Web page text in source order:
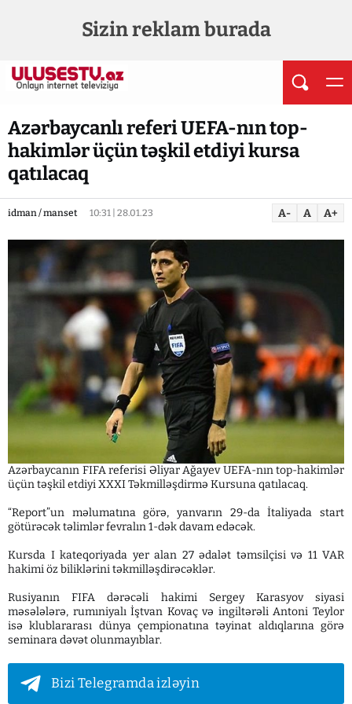
Sizin reklam burada
Azərbaycanlı referi UEFA-nın top-
hakimlər üçün təşkil etdiyi kursa
qatılacaq
idman / manset 10:31 | 28.01.23 A- A A+
Azərbaycanın FIFA referisi Əliyar Ağayev UEFA-nın top-hakimlər
üçün təşkil etdiyi XXXI Təkmilləşdirmə Kursuna qatılacaq.
“Report”un məlumatına görə, yanvarın 29-da İtaliyada start
götürəcək təlimlər fevralın 1-dək davam edəcək.
Kursda I kateqoriyada yer alan 27 ədalət təmsilçisi və 11 VAR
hakimi öz biliklərini təkmilləşdirəcəklər.
Rusiyanın FIFA dərəcəli hakimi Sergey Karasyov siyasi
məsələlərə, rumıniyalı İştvan Kovaç və ingiltərəli Antoni Teylor
isə klublararası dünya çempionatına təyinat aldıqlarına görə
seminara dəvət olunmayıblar.
Bizi Telegramda izləyin